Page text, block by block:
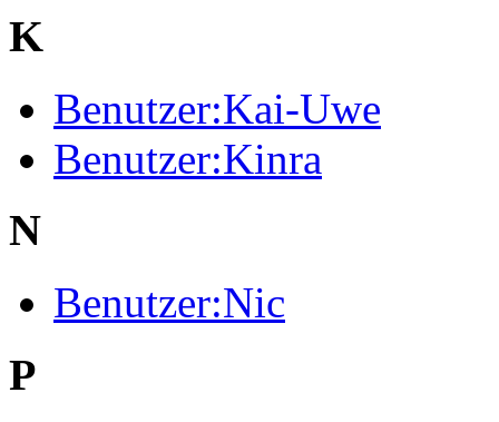
K
Benutzer:Kai-Uwe
Benutzer:Kinra
N
Benutzer:Nic
P